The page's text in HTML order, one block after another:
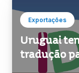
Exportações
Uruguai
tradução